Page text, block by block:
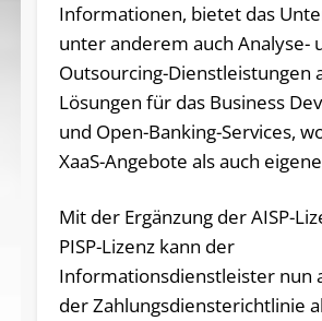
Informationen, bietet das
unter anderem auch Analyse-
Outsourcing-Dienstleistungen
Lösungen für das Business
und Open-Banking-Services,
XaaS-Angebote als auch
Mit der Ergänzung der AISP-
PISP-Lizenz kann der
Informationsdienstleister nun
der Zahlungsdiensterichtlinie